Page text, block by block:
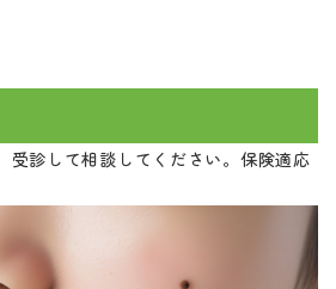
受診して相談してください。保険適応